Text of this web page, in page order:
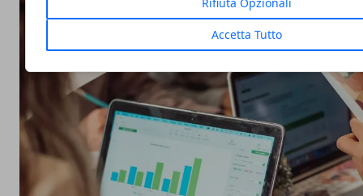
Accetta Tutto